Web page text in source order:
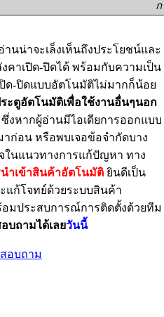
จะเล็งเห็นถึงประโยชน์และ
าเปิด-ปิดได้ พร้อมกับความเป็น
ด-ปิดแบบอัตโนมัติไม่มากก็น้อย
ะตูอัตโนมัติเพื่อใช้งานอื่นๆนอก
ซึ่งหากผู้อ่านมีไอเดียการออกแบบ
ก่อน หรือพบเจอข้อจำกัดบาง
ในแนวทางการแก้ปัญหา ทาง
ำเข้าสินค้าอัตโนมัติ ยินดีเป็น
แก้โจทย์ด้วยระบบสินค้า
มประสบการณ์การติดตั้งด้วยทีม
บถามได้เลยวันนี้
อบถาม